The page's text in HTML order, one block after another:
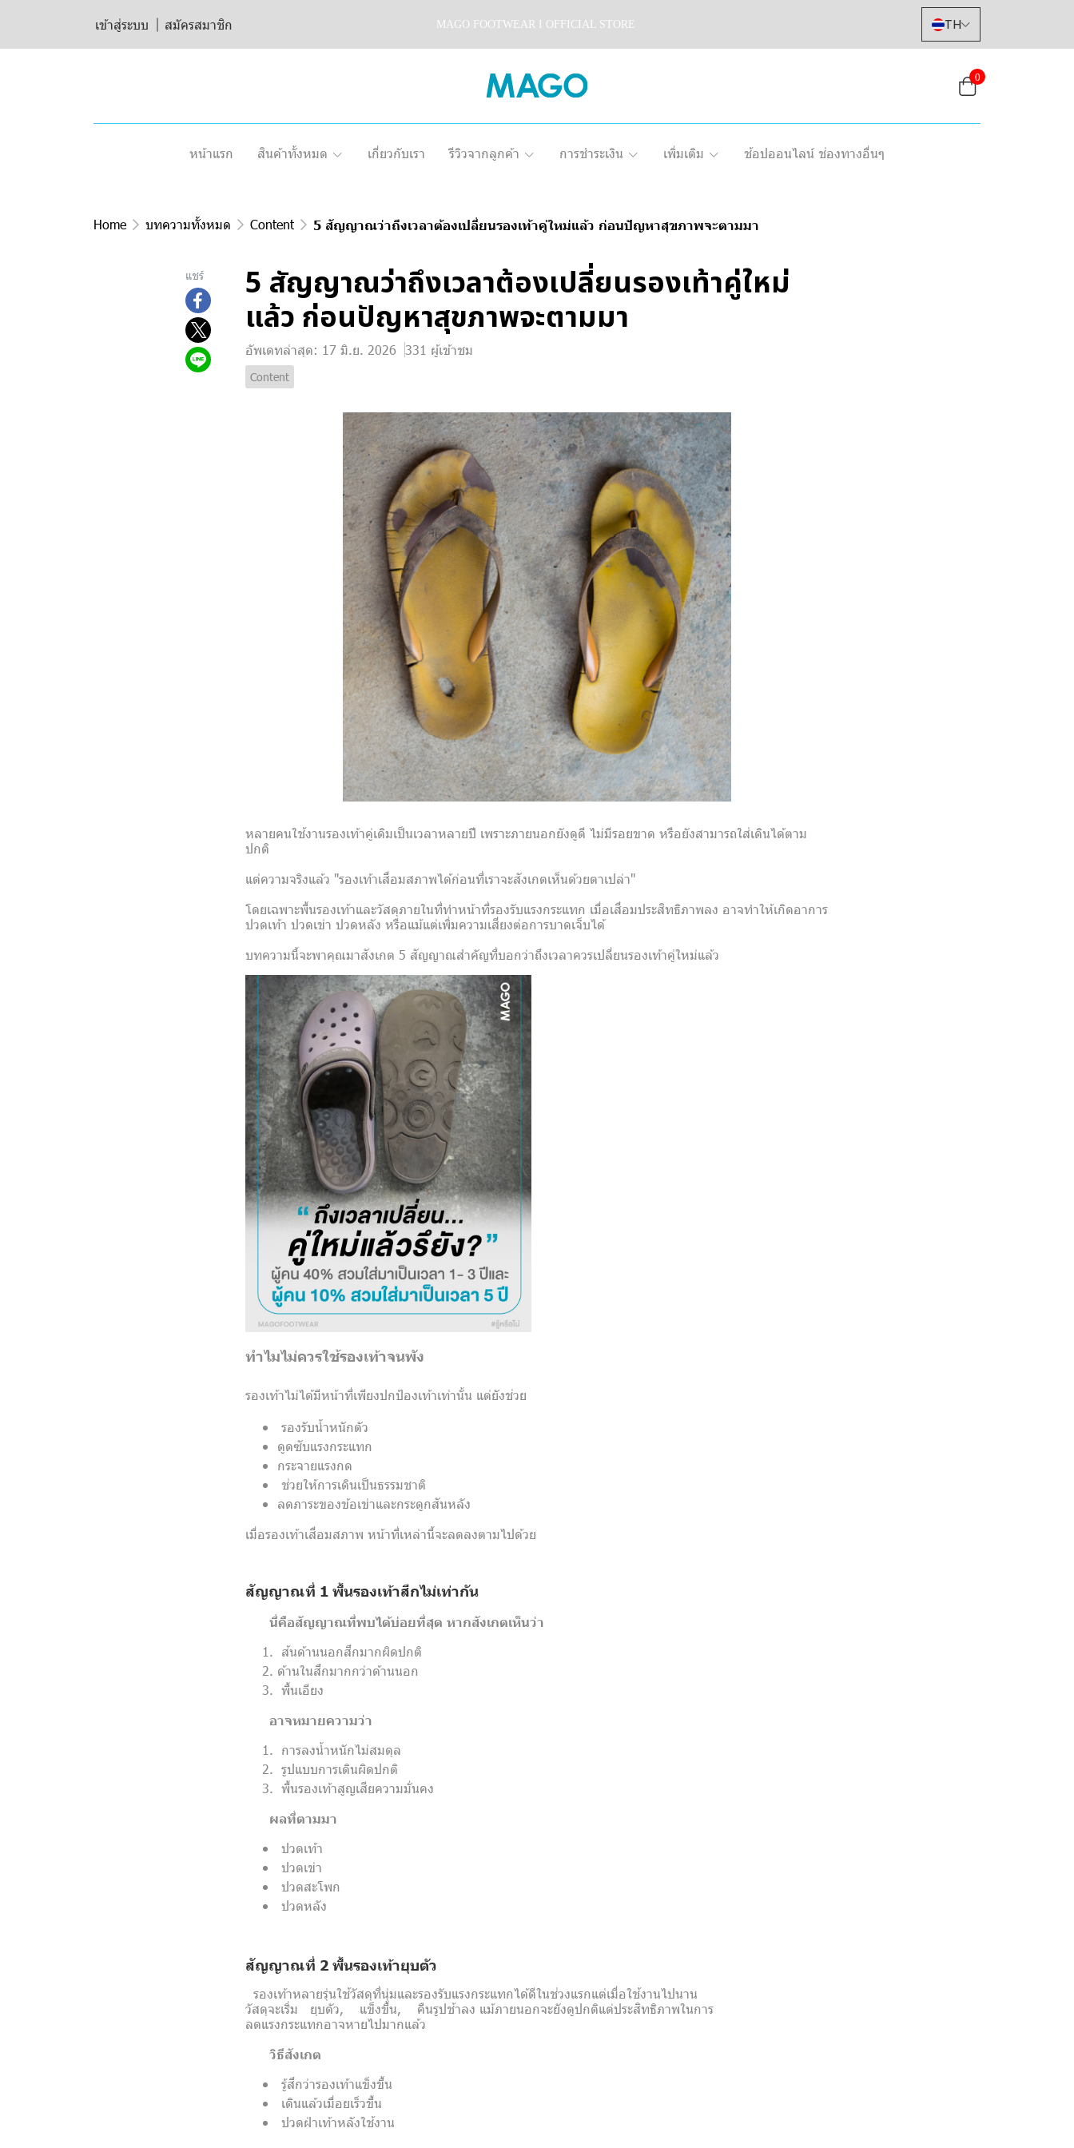
เข้าสู่ระบบ สมัครสมาชิก MAGO FOOTWEAR I OFFICIAL STORE TH
0
หน้าแรก สินค้าทั้งหมด เกี่ยวกับเรา รีวิวจากลูกค้า การชำระเงิน เพิ่มเติม ช้อปออนไลน์ ช่องทางอื่นๆ
Home บทความทั้งหมด Content 5 สัญญาณว่าถึงเวลาต้องเปลี่ยนรองเท้าคู่ใหม่แล้ว ก่อนปัญหาสุขภาพจะตามมา
แชร์ 5 สัญญาณว่าถึงเวลาต้องเปลี่ยนรองเท้าคู่ใหม่
แล้ว ก่อนปัญหาสุขภาพจะตามมา
อัพเดทล่าสุด: 17 มิ.ย. 2026 331 ผู้เข้าชม
Content
หลายคนใช้งานรองเท้าคู่เดิมเป็นเวลาหลายปี เพราะภายนอกยังดูดี ไม่มีรอยขาด หรือยังสามารถใส่เดินได้ตาม
ปกติ
แต่ความจริงแล้ว "รองเท้าเสื่อมสภาพได้ก่อนที่เราจะสังเกตเห็นด้วยตาเปล่า"
โดยเฉพาะพื้นรองเท้าและวัสดุภายในที่ทำหน้าที่รองรับแรงกระแทก เมื่อเสื่อมประสิทธิภาพลง อาจทำให้เกิดอาการ
ปวดเท้า ปวดเข่า ปวดหลัง หรือแม้แต่เพิ่มความเสี่ยงต่อการบาดเจ็บได้
บทความนี้จะพาคุณมาสังเกต 5 สัญญาณสำคัญที่บอกว่าถึงเวลาควรเปลี่ยนรองเท้าคู่ใหม่แล้ว
ทำไมไม่ควรใช้รองเท้าจนพัง
รองเท้าไม่ได้มีหน้าที่เพียงปกป้องเท้าเท่านั้น แต่ยังช่วย
รองรับน้ำหนักตัว
ดูดซับแรงกระแทก
กระจายแรงกด
ช่วยให้การเดินเป็นธรรมชาติ
ลดภาระของข้อเข่าและกระดูกสันหลัง
เมื่อรองเท้าเสื่อมสภาพ หน้าที่เหล่านี้จะลดลงตามไปด้วย
สัญญาณที่ 1 พื้นรองเท้าสึกไม่เท่ากัน
นี่คือสัญญาณที่พบได้บ่อยที่สุด หากสังเกตเห็นว่า
ส้นด้านนอกสึกมากผิดปกติ
ด้านในสึกมากกว่าด้านนอก
พื้นเอียง
อาจหมายความว่า
การลงน้ำหนักไม่สมดุล
รูปแบบการเดินผิดปกติ
พื้นรองเท้าสูญเสียความมั่นคง
ผลที่ตามมา
ปวดเท้า
ปวดเข่า
ปวดสะโพก
ปวดหลัง
สัญญาณที่ 2 พื้นรองเท้ายุบตัว
รองเท้าหลายรุ่นใช้วัสดุที่นุ่มและรองรับแรงกระแทกได้ดีในช่วงแรกแต่เมื่อใช้งานไปนาน
วัสดุจะเริ่ม ยุบตัว, แข็งขึ้น, คืนรูปช้าลง แม้ภายนอกจะยังดูปกติแต่ประสิทธิภาพในการ
ลดแรงกระแทกอาจหายไปมากแล้ว
วิธีสังเกต
รู้สึกว่ารองเท้าแข็งขึ้น
เดินแล้วเมื่อยเร็วขึ้น
ปวดฝ่าเท้าหลังใช้งาน